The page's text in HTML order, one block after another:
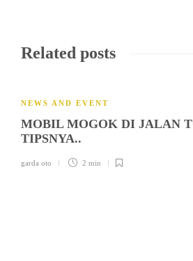
Related posts
NEWS AND EVENT
MOBIL MOGOK DI JALAN
TIPSNYA..
garda oto 2 min